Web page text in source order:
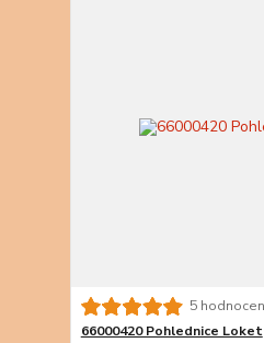
5
66000420 Pohlednice Loket